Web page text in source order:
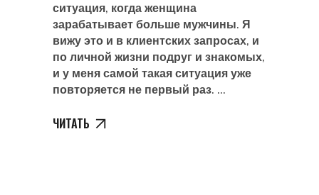
ситуация, когда женщина
зарабатывает больше мужчины. Я
вижу это и в клиентских запросах, и
по личной жизни подруг и знакомых,
и у меня самой такая ситуация уже
повторяется не первый раз.
ЧИТАТЬ